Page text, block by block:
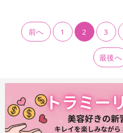
前へ 1 2 3
最後へ